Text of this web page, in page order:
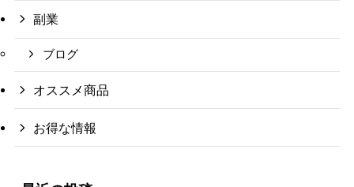
副業
ブログ
オススメ商品
お得な情報